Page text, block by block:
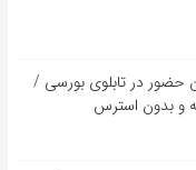
حضور در تابلوی بورسی /
و بدون استرس